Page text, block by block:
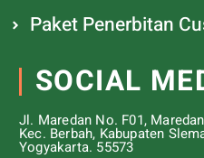
Paket Penerbitan
SOCIAL
Jl. Maredan No. F01,
Kec. Berbah, Kabupaten
Yogyakarta. 55573